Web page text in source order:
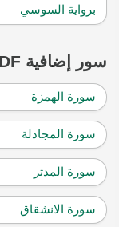
برواية السوسي
سور إضافية PDF
سورة الهمزة
سورة المجادلة
سورة المدثر
سورة الانشقاق